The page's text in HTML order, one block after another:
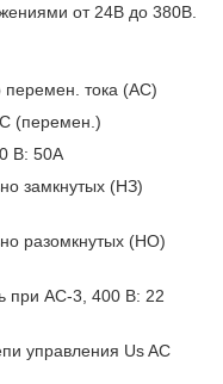
от 24В до 380В.
перемен. тока (AC)
(перемен.)
В: 50А
замкнутых (НЗ)
разомкнутых (НО)
при AC-3, 400 В: 22
управления Us AC